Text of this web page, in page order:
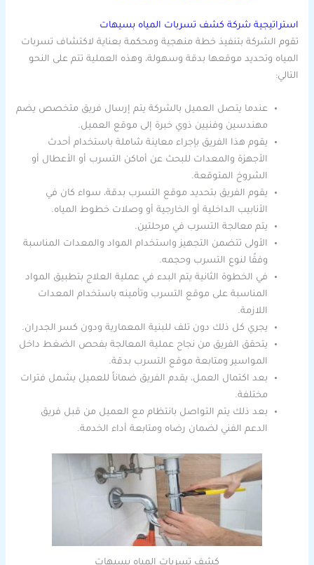
استراتيجية شركة كشف تسربات المياه بسيهات
تقوم الشركة بتنفيذ خطة منهجية ومحكمة بعناية لاكتشاف تسربات
المياه وتحديد موقعها بدقة وسهولة، وهذه العملية تتم على النحو
التالي:
عندما يتصل العميل بالشركة يتم إرسال فريق متخصص يضم
مهندسين وفنيين ذوي خبرة إلى موقع العميل.
يقوم هذا الفريق بإجراء معاينة شاملة باستخدام أحدث
الأجهزة والمعدات للبحث عن أماكن التسرب أو الأعطال أو
الشروخ المتوقعة.
يقوم الفريق بتحديد موقع التسرب بدقة، سواء كان في
الأنابيب الداخلية أو الخارجية أو وصلات خطوط المياه.
يتم معالجة التسرب في مرحلتين.
الأولى تتضمن التجهيز واستخدام المواد والمعدات المناسبة
وفقًا لنوع التسرب وحجمه.
في الخطوة الثانية يتم البدء في عملية العلاج بتطبيق المواد
المناسبة على موقع التسرب وتأمينه باستخدام المعدات
اللازمة.
يجري كل ذلك دون تلف للبنية المعمارية ودون كسر الجدران.
يتحقق الفريق من نجاح عملية المعالجة بفحص الضغط داخل
المواسير ومتابعة موقع التسرب بدقة.
بعد اكتمال العمل، يقدم الفريق ضماناً للعميل يشمل فترات
مختلفة.
بعد ذلك يتم التواصل بانتظام مع العميل من قبل فريق
الدعم الفني لضمان رضاه ومتابعة أداء الخدمة.
كشف تسربات المياه بسيهات